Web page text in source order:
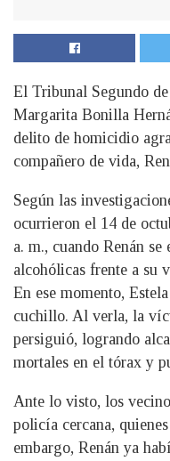
El Tribunal Segundo
Margarita Bonilla
delito de homicidio
compañero de vida,
Según las
ocurrieron el 14 de
a. m., cuando Renán
alcohólicas frente a su
En ese momento,
cuchillo. Al verla, la
persiguió, logrando
mortales en el tórax y
Ante lo visto, los
policía cercana,
embargo, Renán ya